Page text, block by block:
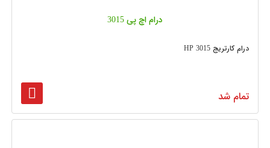
درام اچ پی 3015
درام کارتریج 3015 HP
تمام شد